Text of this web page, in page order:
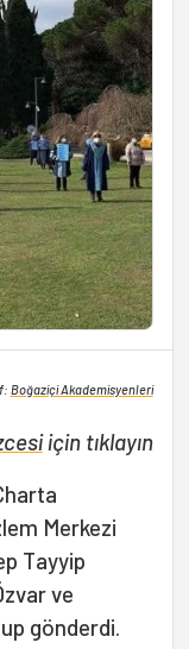
Boğaziçi Akademisyenleri
için tıklayın
Merkezi
Tayyip
ve
gönderdi.